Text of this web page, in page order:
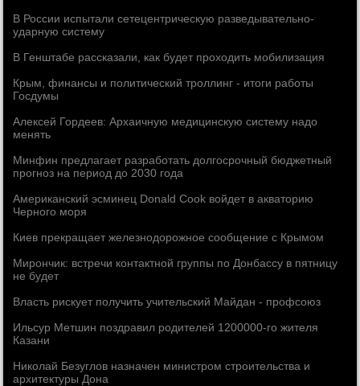
В России испытали сетецентрическую разведывательно-
ударную систему
В Генштабе рассказали, как будет проходить мобилизация
Крым, финансы и политический троллинг - итоги работы
Госдумы
Алексей Гордеев: Архаичную медицинскую систему надо
менять
Минфин предлагает разработать долгосрочный бюджетный
прогноз на период до 2030 года
Американский эсминец Donald Cook войдет в акваторию
Черного моря
Киев прекращает железнодорожное сообщение с Крымом
Мирончик: встречи контактной группы по Донбассу в пятницу
не будет
Власть рискует получить учительский Майдан - профсоюз
Ильсур Метшин поздравил родителей 1200000-го жителя
Казани
Николай Безуглов назначен министром строительства и
архитектуры Дона